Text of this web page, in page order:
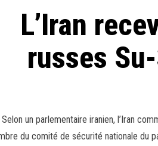
L’Iran
russes
Selon un parlementaire iranien, l’Iran
du comité de sécurité nationale du